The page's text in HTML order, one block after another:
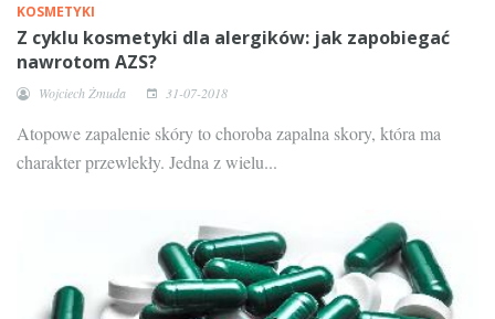
KOSMETYKI
Z cyklu kosmetyki dla alergików: jak zapobiegać
nawrotom AZS?
Wojciech Żmuda 31-07-2018
Atopowe zapalenie skóry to choroba zapalna skory, która ma
charakter przewlekły. Jedna z wielu...